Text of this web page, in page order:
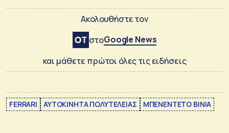
Ακολουθήστε τον
στοGoogle News
και μάθετε πρώτοι όλες τις ειδήσεις
FERRARI ΑΥΤΟΚΙΝΗΤΑ ΠΟΛΥΤΕΛΕΙΑΣ ΜΠΕΝΕΝΤΕΤΟ ΒΙΝΙΑ